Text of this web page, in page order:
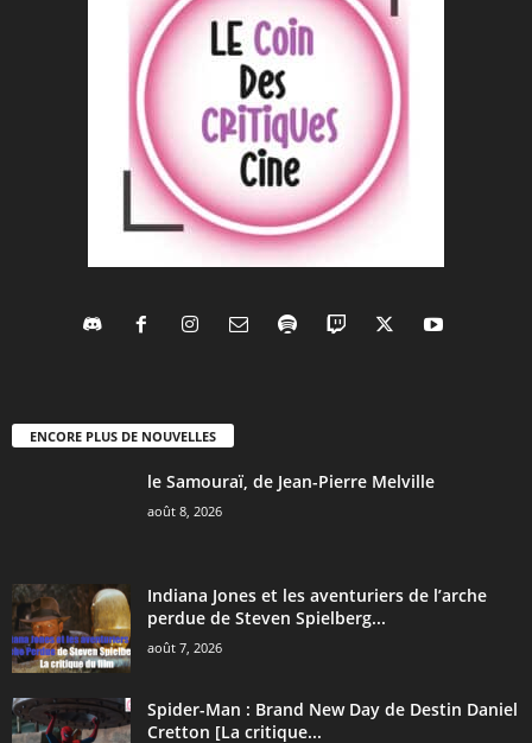
ENCORE PLUS DE NOUVELLES
le Samouraï, de Jean-Pierre Melville
août 8, 2026
Indiana Jones et les aventuriers de l’arche
perdue de Steven Spielberg...
août 7, 2026
Spider-Man : Brand New Day de Destin Daniel
Cretton [La critique...